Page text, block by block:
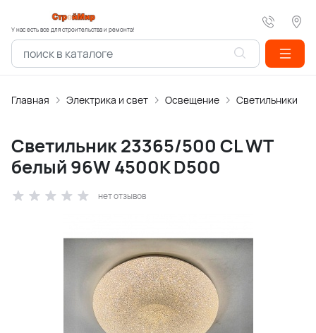
У нас есть все для строительства и ремонта!
Главная Электрика и свет Освещение Светильники
Светильник 23365/500 CL WT
белый 96W 4500K D500
нет отзывов